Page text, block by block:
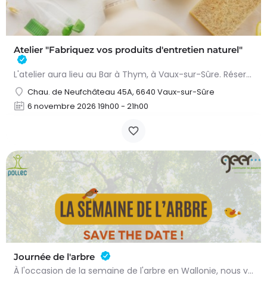
Atelier "Fabriquez vos produits d'entretien naturel"
L'atelier aura lieu au Bar à Thym, à Vaux-sur-Sûre. Réservation :
Chau. de Neufchâteau 45A, 6640 Vaux-sur-Sûre
6 novembre 2026 19h00 - 21h00
Journée de l'arbre
À l'occasion de la semaine de l'arbre en Wallonie, nous vous proposons l'annuelle distribution gratuite des…